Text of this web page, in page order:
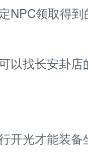
NPC领取得到
找长安卦店
光才能装备